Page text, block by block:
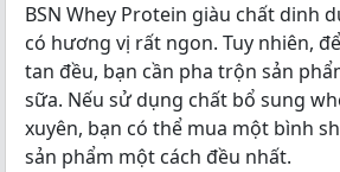
BSN Whey Protein giàu chất dinh
có hương vị rất ngon. Tuy nhiên,
tan đều, bạn cần pha trộn sản
sữa. Nếu sử dụng chất bổ sung
xuyên, bạn có thể mua một bình
sản phẩm một cách đều nhất.